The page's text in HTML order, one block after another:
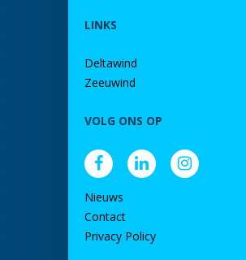
LINKS
Deltawind
Zeeuwind
VOLG ONS OP
Nieuws
Contact
Privacy Policy